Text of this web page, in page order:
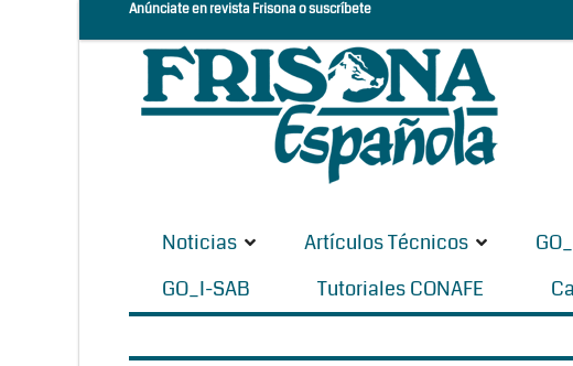
Anúnciate en revista Frisona o suscríbete
Noticias Artículos Técnicos
GO_I-SAB
Tutoriales CONAFE